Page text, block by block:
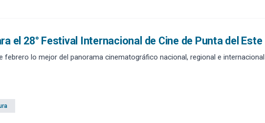
el 28° Festival Internacional de Cine de Punta del Este
febrero lo mejor del panorama cinematográfico nacional, regional e